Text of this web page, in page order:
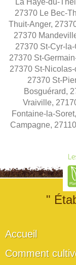
27370 Le Bec-
Thuit-Anger,
27370
27370 St-Cyr-
27370 St-
27370 St-
27370 St-
Bosguérard,
Vraiville,
Fontaine-la-
Campagne,
"
Accueil
Comment